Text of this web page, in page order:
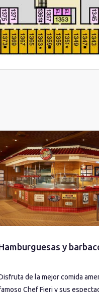
y
de la mejor comida
Chef Fieri y sus